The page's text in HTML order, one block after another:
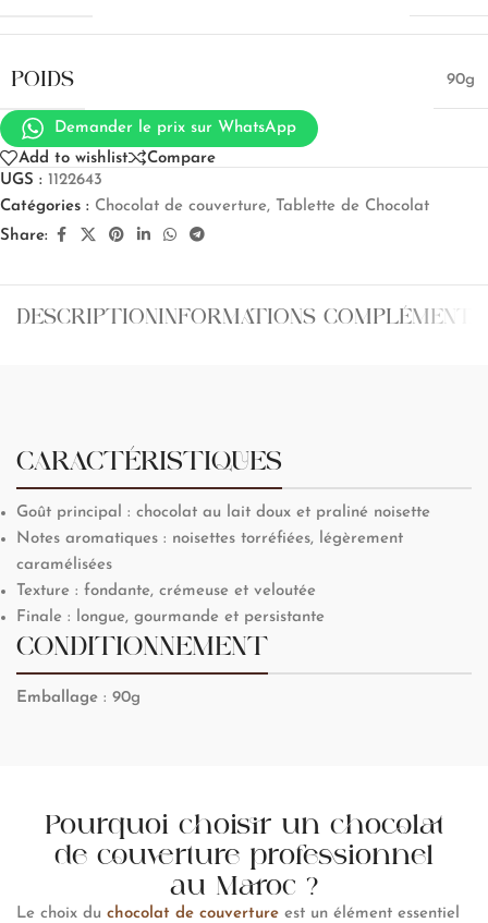
POIDS 90g
Demander le prix sur WhatsApp
Add to wishlist
Compare
UGS : 1122643
Catégories : Chocolat de couverture, Tablette de Chocolat
Share:
DESCRIPTIONINFORMATIONS
CARACTÉRISTIQUES
Goût principal : chocolat au lait doux et praliné noisette
Notes aromatiques : noisettes torréfiées, légèrement
caramélisées
Texture : fondante, crémeuse et veloutée
Finale : longue, gourmande et persistante
CONDITIONNEMENT
Emballage : 90g
Pourquoi choisir un chocolat
de couverture professionnel
au Maroc ?
Le choix du chocolat de couverture est un élément essentiel